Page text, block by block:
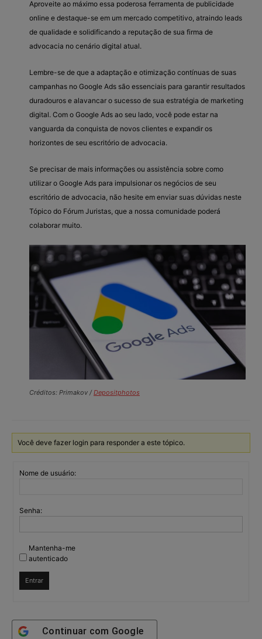
Aproveite ao máximo essa poderosa ferramenta de publicidade
online e destaque-se em um mercado competitivo, atraindo leads
de qualidade e solidificando a reputação de sua firma de
advocacia no cenário digital atual.
Lembre-se de que a adaptação e otimização contínuas de suas
campanhas no Google Ads são essenciais para garantir resultados
duradouros e alavancar o sucesso de sua estratégia de marketing
digital. Com o Google Ads ao seu lado, você pode estar na
vanguarda da conquista de novos clientes e expandir os
horizontes de seu escritório de advocacia.
Se precisar de mais informações ou assistência sobre como
utilizar o Google Ads para impulsionar os negócios de seu
escritório de advocacia, não hesite em enviar suas dúvidas neste
Tópico do Fórum Juristas, que a nossa comunidade poderá
colaborar muito.
Créditos: Primakov / Depositphotos
Você deve fazer login para responder a este tópico.
Nome de usuário:
Senha:
Mantenha-me
autenticado
Entrar
Continuar com Google